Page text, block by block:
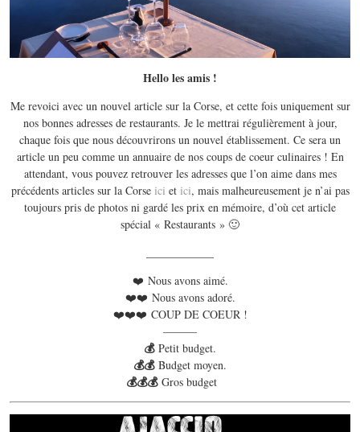
Hello les amis !
Me revoici avec un nouvel article sur la Corse, et cette fois uniquement sur
nos bonnes adresses de restaurants. Je le mettrai régulièrement à jour,
chaque fois que nous découvrirons un nouvel établissement. Ce sera un
article un peu comme un annuaire de nos coups de coeur culinaires ! En
attendant, vous pouvez retrouver les adresses que l’on aime dans mes
précédents articles sur la Corse ici et ici, mais malheureusement je n’ai pas
toujours pris de photos ni gardé les prix en mémoire, d’où cet article
spécial « Restaurants » 🙂
❤️ Nous avons aimé.
❤️❤️ Nous avons adoré.
❤️❤️❤️ COUP DE COEUR !
———
💰 Petit budget.
💰💰 Budget moyen.
💰💰💰 Gros budget